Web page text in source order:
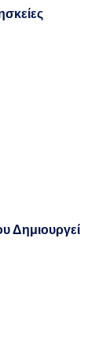
Δημιουργεί